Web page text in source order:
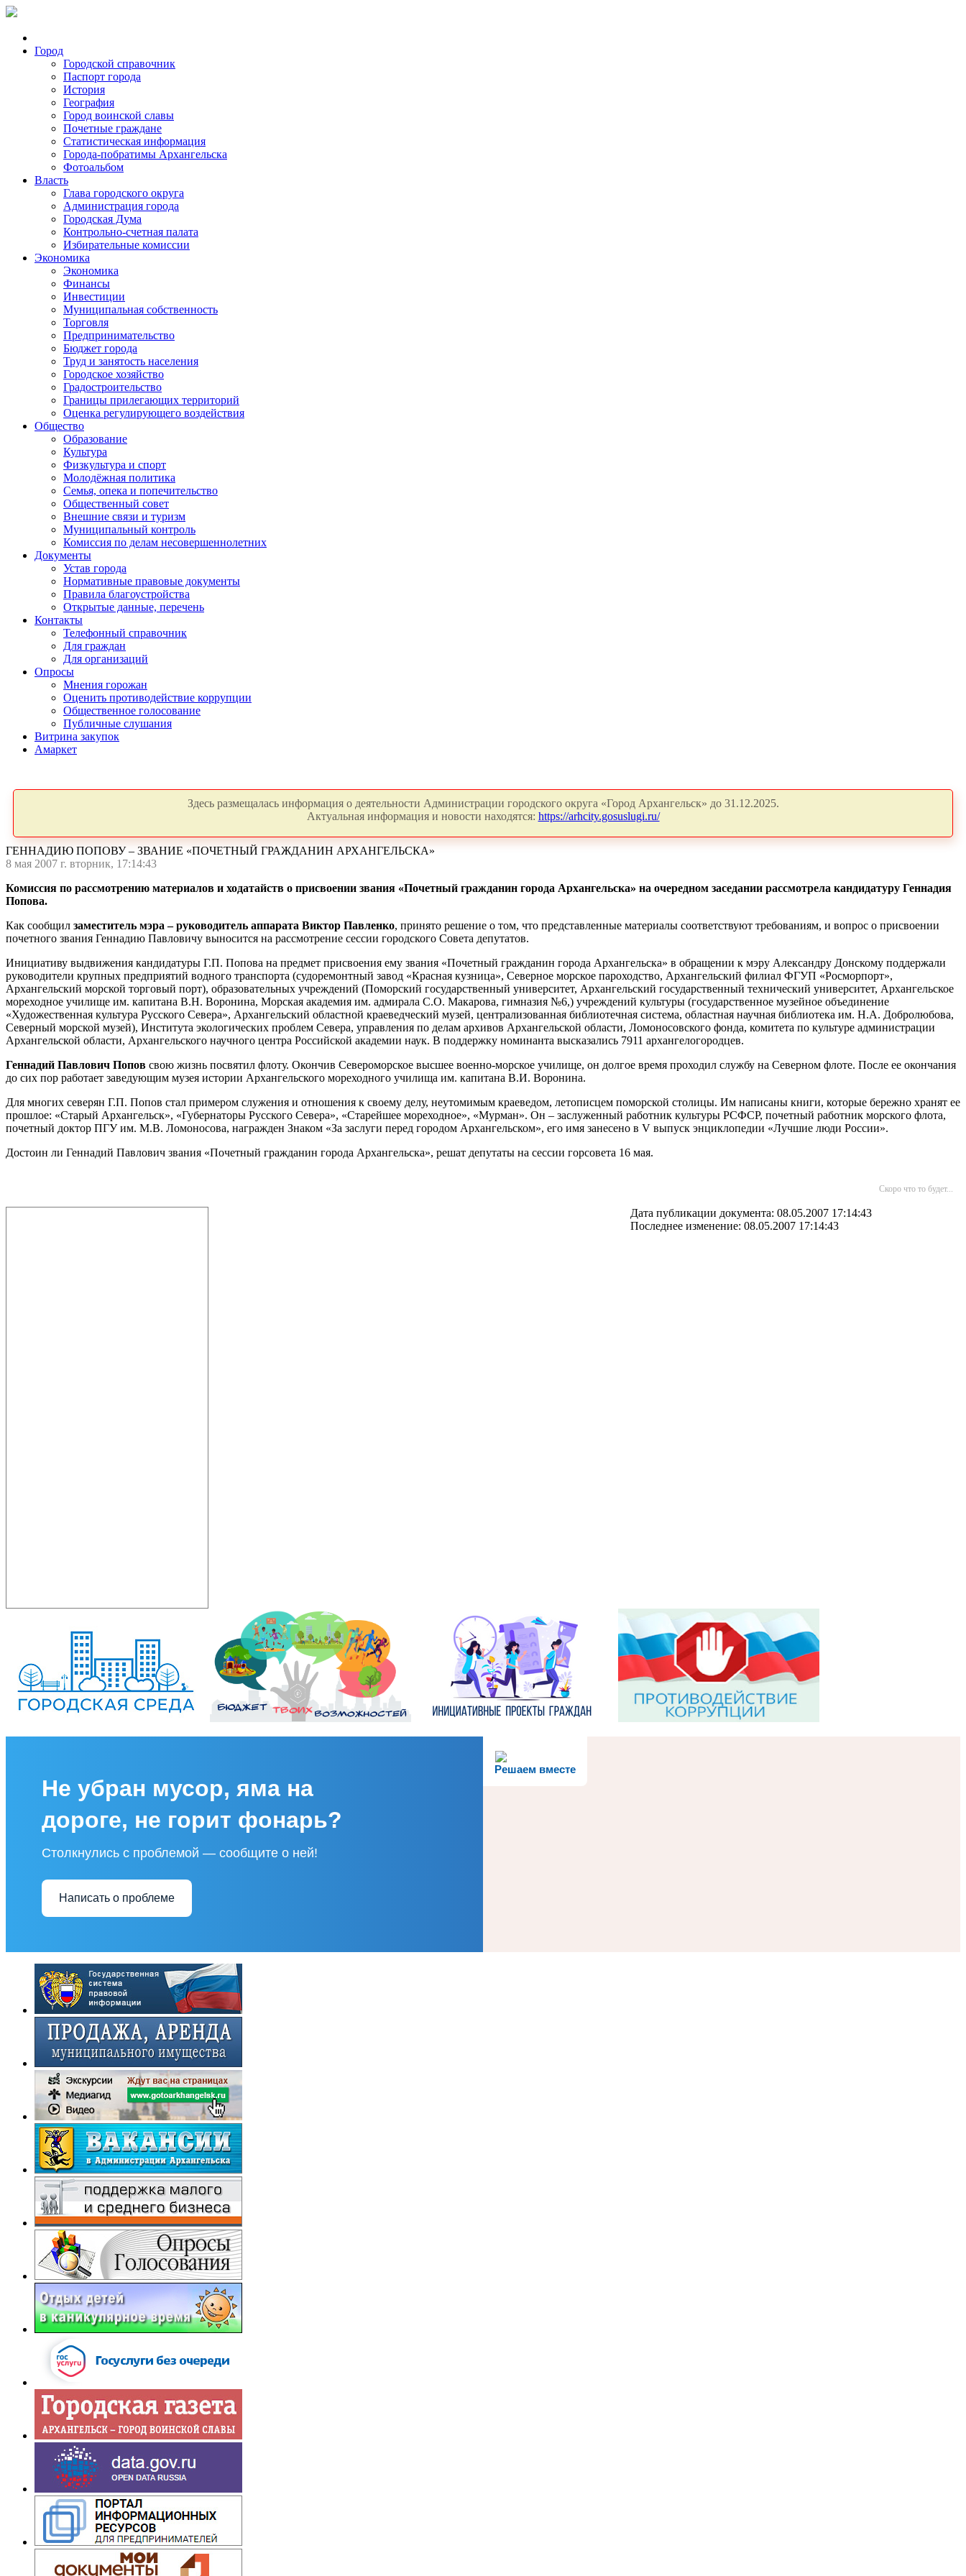
Город
Городской справочник
Паспорт города
История
География
Город воинской славы
Почетные граждане
Статистическая информация
Города-побратимы Архангельска
Фотоальбом
Власть
Глава городского округа
Администрация города
Городская Дума
Контрольно-счетная палата
Избирательные комиссии
Экономика
Экономика
Финансы
Инвестиции
Муниципальная собственность
Торговля
Предпринимательство
Бюджет города
Труд и занятость населения
Городское хозяйство
Градостроительство
Границы прилегающих территорий
Оценка регулирующего воздействия
Общество
Образование
Культура
Физкультура и спорт
Молодёжная политика
Семья, опека и попечительство
Общественный совет
Внешние связи и туризм
Муниципальный контроль
Комиссия по делам несовершеннолетних
Документы
Устав города
Нормативные правовые документы
Правила благоустройства
Открытые данные, перечень
Контакты
Телефонный справочник
Для граждан
Для организаций
Опросы
Мнения горожан
Оценить противодействие коррупции
Общественное голосование
Публичные слушания
Витрина закупок
Амаркет
Здесь размещалась информация о деятельности Администрации городского округа «Город Архангельск» до 31.12.2025.
Актуальная информация и новости находятся: https://arhcity.gosuslugi.ru/
ГЕННАДИЮ ПОПОВУ – ЗВАНИЕ «ПОЧЕТНЫЙ ГРАЖДАНИН АРХАНГЕЛЬСКА»
8 мая 2007 г. вторник, 17:14:43
Комиссия по рассмотрению материалов и ходатайств о присвоении звания «Почетный гражданин города Архангельска» на очередном заседании рассмотрела кандидатуру Геннадия
Попова.
Как сообщил заместитель мэра – руководитель аппарата Виктор Павленко, принято решение о том, что представленные материалы соответствуют требованиям, и вопрос о присвоении
почетного звания Геннадию Павловичу выносится на рассмотрение сессии городского Совета депутатов.
Инициативу выдвижения кандидатуры Г.П. Попова на предмет присвоения ему звания «Почетный гражданин города Архангельска» в обращении к мэру Александру Донскому поддержали
руководители крупных предприятий водного транспорта (судоремонтный завод «Красная кузница», Северное морское пароходство, Архангельский филиал ФГУП «Росморпорт»,
Архангельский морской торговый порт), образовательных учреждений (Поморский государственный университет, Архангельский государственный технический университет, Архангельское
мореходное училище им. капитана В.Н. Воронина, Морская академия им. адмирала С.О. Макарова, гимназия №6,) учреждений культуры (государственное музейное объединение
«Художественная культура Русского Севера», Архангельский областной краеведческий музей, централизованная библиотечная система, областная научная библиотека им. Н.А. Добролюбова,
Северный морской музей), Института экологических проблем Севера, управления по делам архивов Архангельской области, Ломоносовского фонда, комитета по культуре администрации
Архангельской области, Архангельского научного центра Российской академии наук. В поддержку номинанта высказались 7911 архангелогородцев.
Геннадий Павлович Попов свою жизнь посвятил флоту. Окончив Североморское высшее военно-морское училище, он долгое время проходил службу на Северном флоте. После ее окончания
до сих пор работает заведующим музея истории Архангельского мореходного училища им. капитана В.И. Воронина.
Для многих северян Г.П. Попов стал примером служения и отношения к своему делу, неутомимым краеведом, летописцем поморской столицы. Им написаны книги, которые бережно хранят ее
прошлое: «Старый Архангельск», «Губернаторы Русского Севера», «Старейшее мореходное», «Мурман». Он – заслуженный работник культуры РСФСР, почетный работник морского флота,
почетный доктор ПГУ им. М.В. Ломоносова, награжден Знаком «За заслуги перед городом Архангельском», его имя занесено в V выпуск энциклопедии «Лучшие люди России».
Достоин ли Геннадий Павлович звания «Почетный гражданин города Архангельска», решат депутаты на сессии горсовета 16 мая.
Скоро что то будет...
Дата публикации документа: 08.05.2007 17:14:43
Последнее изменение: 08.05.2007 17:14:43
Решаем вместе
Не убран мусор, яма на
дороге, не горит фонарь?
Столкнулись с проблемой — сообщите о ней!
Написать о проблеме